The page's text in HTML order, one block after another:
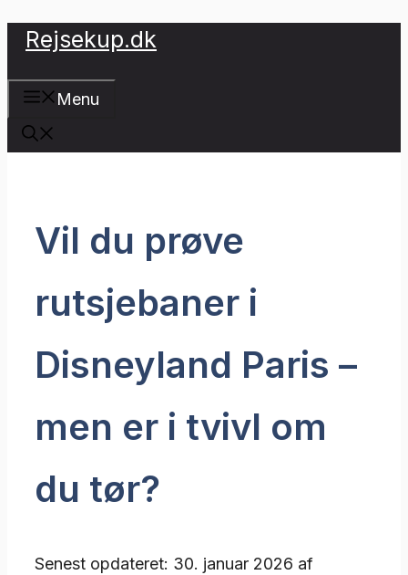
Hop
indhold
Rejsekup.dk
Menu
Vil du prøve
rutsjebaner i
Disneyland Paris –
men er i tvivl om
du tør?
Senest opdateret: 30. januar 2026 af